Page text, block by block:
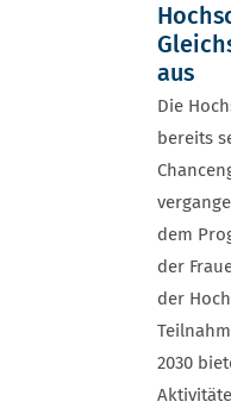
aus
Die
bereits
dem
der
der
2030